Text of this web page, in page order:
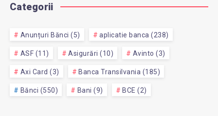
Categorii
Anunțuri Bănci (5) aplicatie banca (238)
ASF (11) Asigurări (10) Avinto (3)
Axi Card (3) Banca Transilvania (185)
Bănci (550) Bani (9) BCE (2)